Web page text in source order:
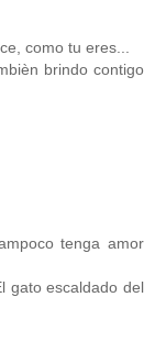
como tu eres...
brindo contigo
tenga amor
gato escaldado del